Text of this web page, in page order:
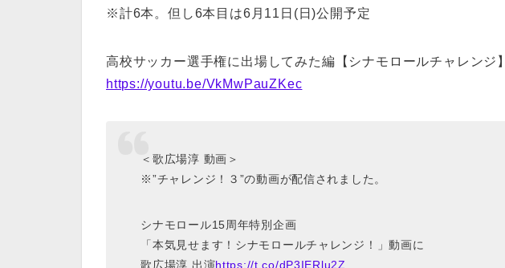
※計6本。但し6本目は6月11日(日)公開予定
高校サッカー選手権に出場してみた編【シナモロールチャレンジ】
https://youtu.be/VkMwPauZKec
＜歌広場淳 動画＞
※”チャレンジ！３”の動画が配信されました。
シナモロール15周年特別企画
「本気見せます！シナモロールチャレンジ！」動画に
歌広場淳 出演https://t.co/dP3IERlu2Z